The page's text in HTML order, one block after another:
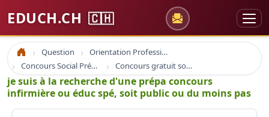
EDUCH.CH 🇨🇭
Accueil Question
Orientation Professionnelle
Concours Social Prépa Formation
Concours gratuit sociaux et santé
je suis à la recherche d'une prépa concours
infirmière ou éduc spé, soit public ou du moins pas